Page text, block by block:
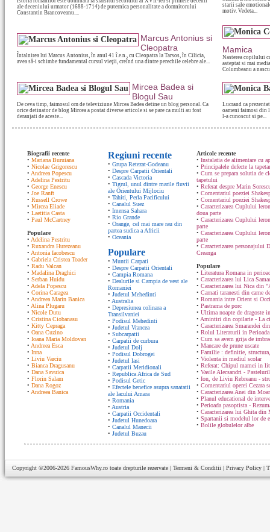
ale deceniului urmator (1688-1714) de puternica personalitate a domnitorului
Constantin Brancoveanu....
starii sale
motiv. Vedeta...
Marcus Antonius si
Cleopatra
Întalnirea lui Marcus Antonius, în anul 41 î.e.n., cu Cleopatra la Tarsos, în Cilicia,
avea să-i schimbe fundamental cursul vieţii, creînd una dintre perechile celebre ale...
Mamica
Nasterea copilului
asteptat si mai
Columbeanu a
Mircea Badea si
Blogul Sau
De ceva timp, faimosul om de televiziune Mircea Badea detine un blog personal. Ca
orice detinator de blog Mircea a postat diverse articole si se pare ca multi au fost
deranjati de aceste...
Lucrand ca
oameni faimosi din
l-a cunoscut si pe...
Biografii recente
• Mariana Buruiana
• Nicolae Grigorescu
• Andreea Popescu
• Adelina Pestritu
• George Enescu
• Joe Ranft
• Russell Crowe
• Mircea Eliade
• Laetitia Casta
• Paul McCartney
Populare
• Adelina Pestritu
• Ruxandra Hurezeanu
• Antonia Iacobescu
• Gabriela Cristea Toader
• Radu Valcan
• Madalina Draghici
• Serban Huidu
• Adela Popescu
• Corina Caragea
• Andreea Marin Banica
• Alina Plugaru
• Nicole Dutu
• Cristina Ciobanasu
• Kitty Cepraga
• Oana Cuzino
• Ioana Maria Moldovan
• Andreea Esca
• Inna
• Liviu Varciu
• Bianca Dragusanu
• Dana Savuica
• Florin Salam
• Dana Rogoz
• Andreea Banica
Regiuni recente
• Grupa Retezat-Godeanu
• Despre Carpatii Orientali
• Cascada Victoria
• Tigrul, unul dintre marile fluvii
ale Orientului Mijlociu
• Tahiti, Perla Pacificului
• Canalul Suez
• Imensa Sahara
• Rio Grande
• Orange, cel mai mare rau din
partea sudica a Africii
• Oceania
Populare
• Muntii Carpati
• Despre Carpatii Orientali
• Campia Romana
• Dealurile si Campia de vest ale
Romaniei
• Judetul Mehedinti
• Australia
• Depresiunea colinara a
Transilvaniei
• Podisul Mehedinti
• Judetul Vrancea
• Subcarpatii
• Carpatii de curbura
• Judetul Dolj
• Podisul Dobrogei
• Judetul Iasi
• Carpatii Meridionali
• Republica Africa de Sud
• Podisul Getic
• Efectele benefice asupra sanatatii
ale lacului Amara
• Romania
• Austria
• Carpatii Occidentali
• Judetul Hunedoara
• Canalul Manecii
• Judetul Buzau
Articole recente
• Instalatia de alimentare cu
• Principalele defecte la
• Cum se prepara solutia de
tapetului
• Referat despre Marin
• Comentariul poeziei
• Comentariul poeziei
• Caracterizarea Cuplului
doua parte
• Caracterizarea Cuplului
parte
• Caracterizarea Cuplului
parte
• Caracterizarea personajului
Creanga
Populare
• Literatura Romana in
• Caracterizarea lui Lica
• Caracterizarea lui Nica din
• Carnati taranesti din carne
• Romania intre Orient si
• Pastrama de porc
• Ultima noapte de dragoste
• Amintiri din copilarie - La
• Caracterizarea Smarandei
• Rolul Literaturii in Perioada
• Cum sa avem grija de
• Mancare de prune uscate
• Familie : definitie,
• Violenta in mediul scolar
• Referat: Chipul mamei in
• Vasile Alecsandri -
• Ion, de Liviu Rebreanu -
• Comentariul operei Cezara
• Caracterizarea Anei din
• Planul educational de
• Perioada pasoptista -
• Caracterizarea lui Ghita din
• Spartanii si modelul lor de
• Bolile globulelor albe
Copyright ©2006-2026 FamousWhy.ro toate drepturile rezervate | Termeni & Conditii | Privacy Policy |